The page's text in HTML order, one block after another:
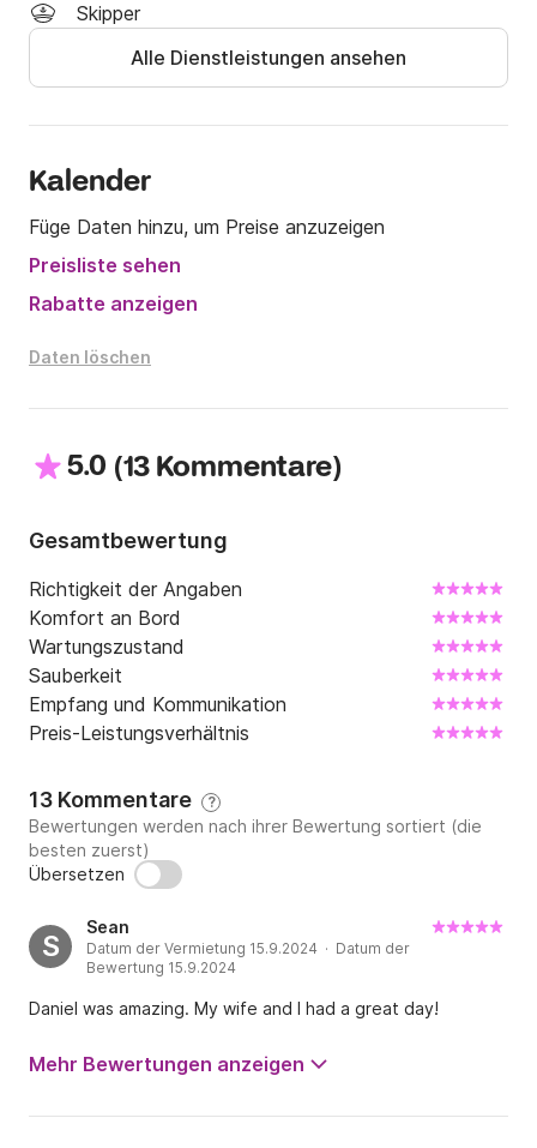
Skipper
Alle Dienstleistungen ansehen
Kalender
Füge Daten hinzu, um Preise anzuzeigen
Preisliste sehen
Rabatte anzeigen
Daten löschen
5.0 (13 Kommentare)
Gesamtbewertung
Richtigkeit der Angaben
Komfort an Bord
Wartungszustand
Sauberkeit
Empfang und Kommunikation
Preis-Leistungsverhältnis
13 Kommentare ?
Bewertungen werden nach ihrer Bewertung sortiert (die
besten zuerst)
Übersetzen
S
Sean
Datum der Vermietung 15.9.2024 · Datum der
Bewertung 15.9.2024
Daniel was amazing. My wife and I had a great day!
Mehr Bewertungen anzeigen